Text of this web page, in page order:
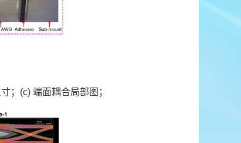
；(c) 端面耦合局部图；